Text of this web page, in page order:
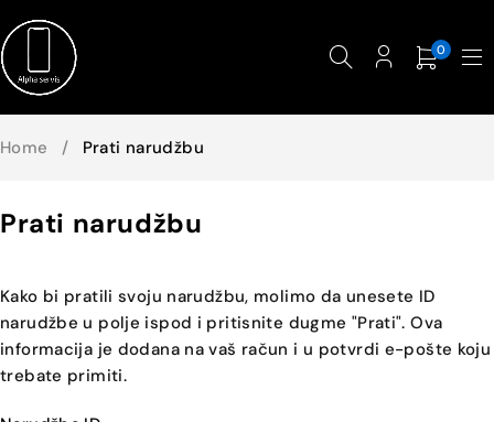
0
Prati narudžbu
Home / Prati narudžbu
Kako bi pratili svoju narudžbu, molimo da unesete ID
narudžbe u polje ispod i pritisnite dugme "Prati". Ova
informacija je dodana na vaš račun i u potvrdi e-pošte koju
trebate primiti.